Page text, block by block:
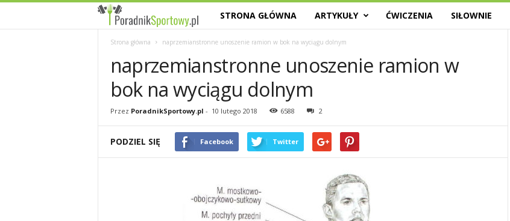
a
s
j
s
o
STRONA GŁÓWNA ARTYKUŁY ĆWICZENIA SIŁOWNIE
Strona główna naprzemianstronne unoszenie ramion w bok na wyciągu dolnym
naprzemianstronne unoszenie ramion w
bok na wyciągu dolnym
Przez PoradnikSportowy.pl - 10 lutego 2018 6588 2
PODZIEL SIĘ Facebook Twitter